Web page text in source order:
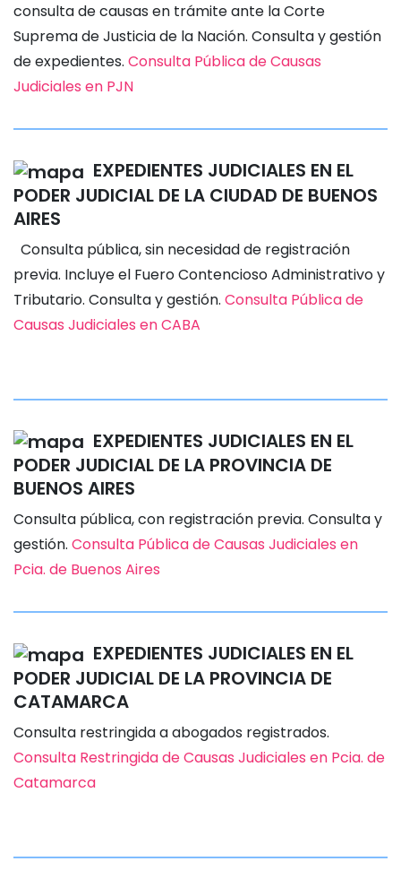
consulta de causas en trámite ante la Corte
Suprema de Justicia de la Nación. Consulta y gestión
de expedientes. Consulta Pública de Causas
Judiciales en PJN
EXPEDIENTES JUDICIALES EN EL
PODER JUDICIAL DE LA CIUDAD DE BUENOS
AIRES
Consulta pública, sin necesidad de registración
previa. Incluye el Fuero Contencioso Administrativo y
Tributario. Consulta y gestión. Consulta Pública de
Causas Judiciales en CABA
EXPEDIENTES JUDICIALES EN EL
PODER JUDICIAL DE LA PROVINCIA DE
BUENOS AIRES
Consulta pública, con registración previa. Consulta y
gestión. Consulta Pública de Causas Judiciales en
Pcia. de Buenos Aires
EXPEDIENTES JUDICIALES EN EL
PODER JUDICIAL DE LA PROVINCIA DE
CATAMARCA
Consulta restringida a abogados registrados.
Consulta Restringida de Causas Judiciales en Pcia. de
Catamarca